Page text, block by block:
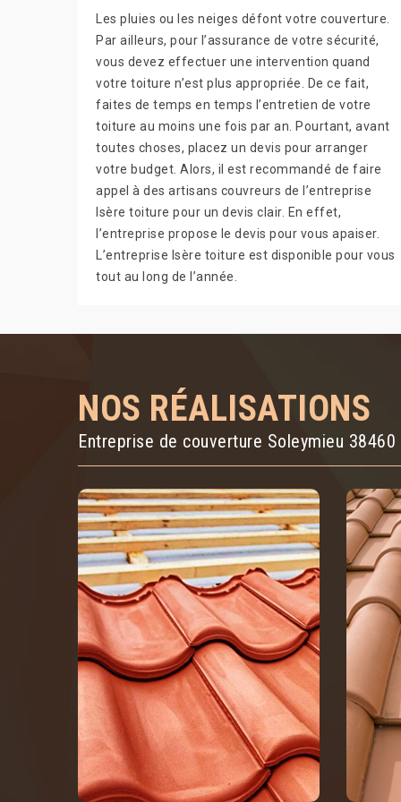
Les pluies ou les neiges défont votre couverture.
Par ailleurs, pour l’assurance de votre sécurité,
vous devez effectuer une intervention quand
votre toiture n’est plus appropriée. De ce fait,
faites de temps en temps l’entretien de votre
toiture au moins une fois par an. Pourtant, avant
toutes choses, placez un devis pour arranger
votre budget. Alors, il est recommandé de faire
appel à des artisans couvreurs de l’entreprise
Isère toiture pour un devis clair. En effet,
l’entreprise propose le devis pour vous apaiser.
L’entreprise Isère toiture est disponible pour vous
tout au long de l’année.
NOS RÉALISATIONS
Entreprise de couverture Soleymieu